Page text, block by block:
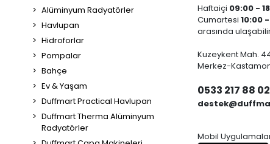
Alüminyum Radyatörler
Havlupan
Hidroforlar
Pompalar
Bahçe
Ev & Yaşam
Duffmart Practical Havlupan
Duffmart Therma Alüminyum
Radyatörler
Haftaiçi 09:00 -
Cumartesi 10:00
arasında
Kuzeykent Mah.
Merkez-
0533 217 88 02
Mobil